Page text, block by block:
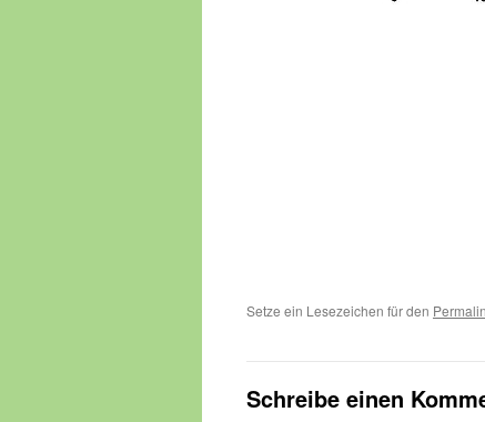
Setze ein Lesezeichen für den
Schreibe einen